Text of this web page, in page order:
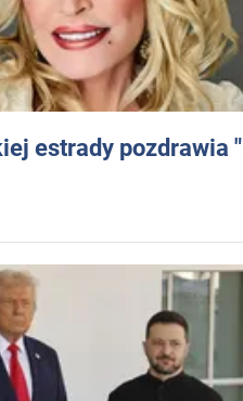
estrady pozdrawia